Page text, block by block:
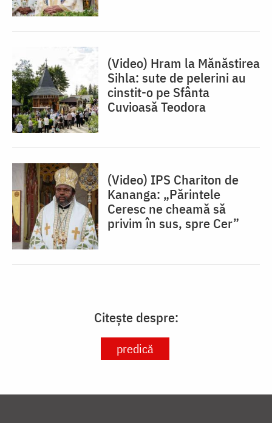
(Video) Hram la Mănăstirea
Sihla: sute de pelerini au
cinstit-o pe Sfânta
Cuvioasă Teodora
(Video) IPS Chariton de
Kananga: „Părintele
Ceresc ne cheamă să
privim în sus, spre Cer”
Citește despre:
predică